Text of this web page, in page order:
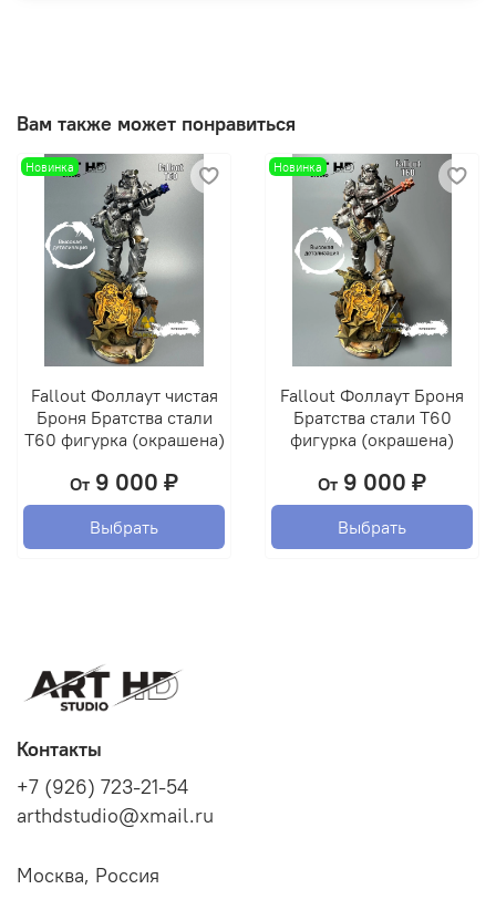
Вам также может понравиться
Новинка
Fallout Фоллаут чистая
Броня Братства стали
Т60 фигурка (окрашена)
От 9 000 ₽
Выбрать
Новинка
Fallout Фоллаут Броня
Братства стали Т60
фигурка (окрашена)
От 9 000 ₽
Выбрать
Контакты
+7 (926) 723-21-54
arthdstudio@xmail.ru
Москва, Россия